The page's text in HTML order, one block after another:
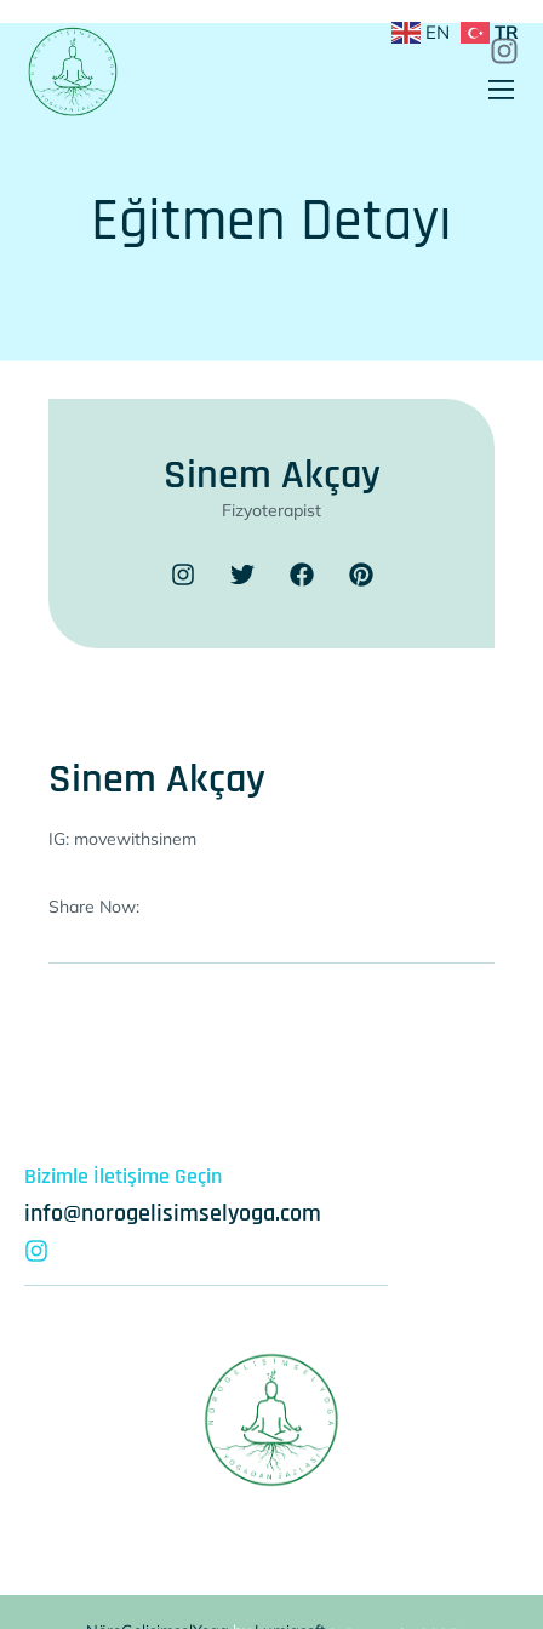
Eğitmen Detayı
Sinem Akçay
IG: movewithsinem
Share Now:
Sinem Akçay
Fizyoterapist
Bizimle İletişime Geçin
info@norogelisimselyoga.com
EN TR